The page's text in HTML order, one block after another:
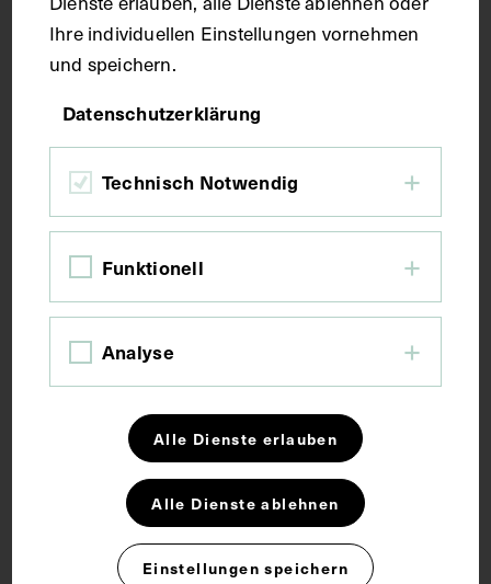
Fotografie
Bildmaß inkl. Untergrund 32,1 x 49,7 cm
Kurzbeschreibung
Schlagwörter
Gruppenaufnahme
Militärarzt
Militärmedizin
Uniform
Ihre individuellen Einstellungen vornehmen
und speichern.
Datenschutzerklärung
Technisch Notwendig
Funktionell
Analyse
Alle Dienste erlauben
Alle Dienste ablehnen
Einstellungen speichern